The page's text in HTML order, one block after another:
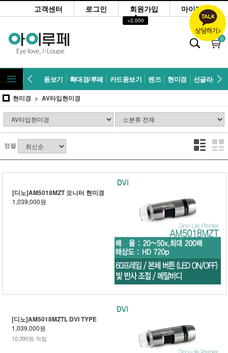
고객센터 로그인 회원가입
▲
+2,000
마이페이지
0
돋보기 확대경/루페 카드돋보기 렌즈 현미경 선글라스
현미경 AV타입현미경
정렬
[디노]AM5018MZT 모니터 현미경
1,039,000원
[디노]AM5018MZTL DVI TYPE
1,039,000원
10,390원 적립